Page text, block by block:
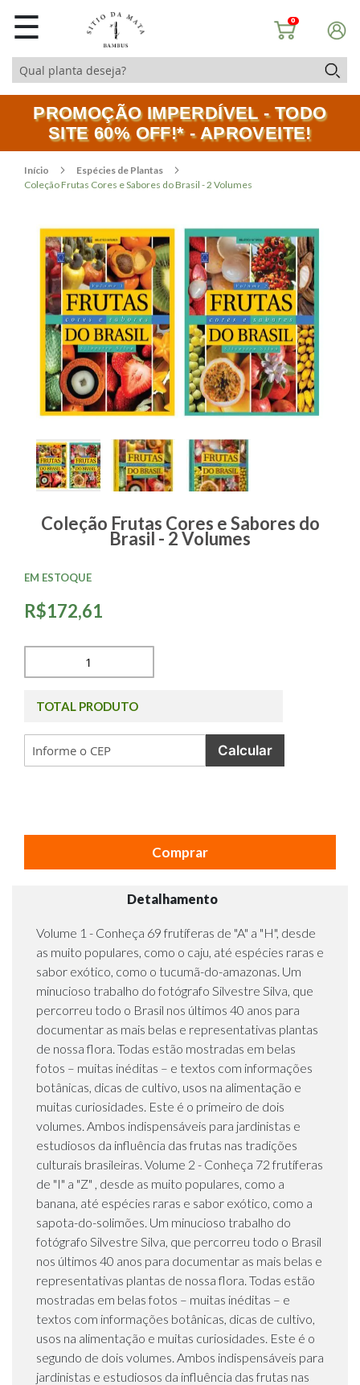
☰ 0
PROMOÇÃO IMPERDÍVEL - TODO
SITE 60% OFF!* - APROVEITE!
Início
Espécies de Plantas
Coleção Frutas Cores e Sabores do Brasil - 2 Volumes
final
Galeria
imagens
Coleção Frutas Cores e Sabores do
Brasil - 2 Volumes
R$172,61
EM ESTOQUE
TOTAL PRODUTO
Calcular
Comprar
Detalhamento
Volume 1 - Conheça 69 frutíferas de "A" a "H", desde
as muito populares, como o caju, até espécies raras e
sabor exótico, como o tucumã-do-amazonas. Um
minucioso trabalho do fotógrafo Silvestre Silva, que
percorreu todo o Brasil nos últimos 40 anos para
documentar as mais belas e representativas plantas
de nossa flora. Todas estão mostradas em belas
fotos – muitas inéditas – e textos com informações
botânicas, dicas de cultivo, usos na alimentação e
muitas curiosidades. Este é o primeiro de dois
volumes. Ambos indispensáveis para jardinistas e
estudiosos da influência das frutas nas tradições
culturais brasileiras. Volume 2 - Conheça 72 frutíferas
de "I" a "Z" , desde as muito populares, como a
banana, até espécies raras e sabor exótico, como a
sapota-do-solimões. Um minucioso trabalho do
fotógrafo Silvestre Silva, que percorreu todo o Brasil
nos últimos 40 anos para documentar as mais belas e
representativas plantas de nossa flora. Todas estão
mostradas em belas fotos – muitas inéditas – e
textos com informações botânicas, dicas de cultivo,
usos na alimentação e muitas curiosidades. Este é o
segundo de dois volumes. Ambos indispensáveis para
jardinistas e estudiosos da influência das frutas nas